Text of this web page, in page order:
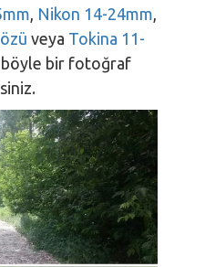
, Nikon 14-24mm,
veya Tokina 11-
bir fotoğraf